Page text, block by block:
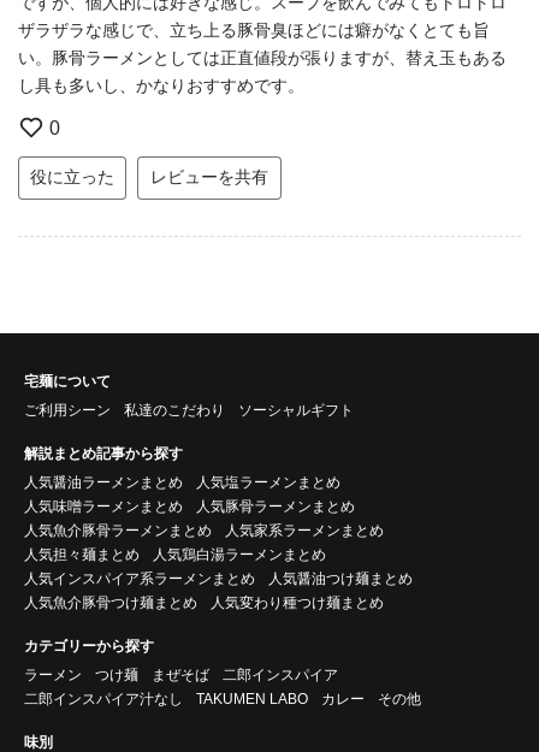
ザラザラな感じで、立ち上る豚骨臭ほどには癖がなくとても旨
い。豚骨ラーメンとしては正直値段が張りますが、替え玉もある
し具も多いし、かなりおすすめです。
0
役に立った レビューを共有
宅麺について
ご利用シーン
私達のこだわり ソーシャルギフト
解説まとめ記事から探す
人気醤油ラーメンまとめ
人気塩ラーメンまとめ
人気味噌ラーメンまとめ
人気豚骨ラーメンまとめ
人気魚介豚骨ラーメンまとめ
人気家系ラーメンまとめ
人気担々麺まとめ
人気鶏白湯ラーメンまとめ
人気インスパイア系ラーメンまとめ
人気醤油つけ麺まとめ
人気魚介豚骨つけ麺まとめ
人気変わり種つけ麺まとめ
カテゴリーから探す
ラーメン
つけ麺 まぜそば
二郎インスパイア
二郎インスパイア汁なし
TAKUMEN LABO カレー その他
味別